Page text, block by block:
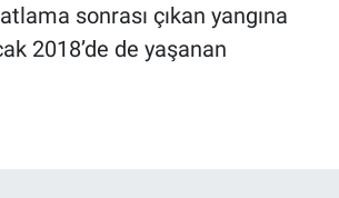
sonrası çıkan yangına
2018’de de yaşanan